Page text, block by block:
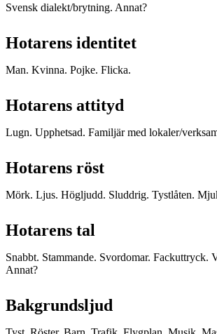
Svensk dialekt/brytning. Annat?
Hotarens identitet
Man. Kvinna. Pojke. Flicka.
Hotarens attityd
Lugn. Upphetsad. Familjär med lokaler/
Hotarens röst
Mörk. Ljus. Högljudd. Sluddrig. Tystlåten.
Hotarens tal
Snabbt. Stammande. Svordomar. Fackuttryck.
Annat?
Bakgrundsljud